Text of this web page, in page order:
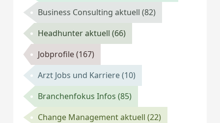
Business Consulting aktuell(82)
Headhunter aktuell(66)
Jobprofile(167)
Arzt Jobs und Karriere(10)
Branchenfokus Infos(85)
Change Management aktuell(22)